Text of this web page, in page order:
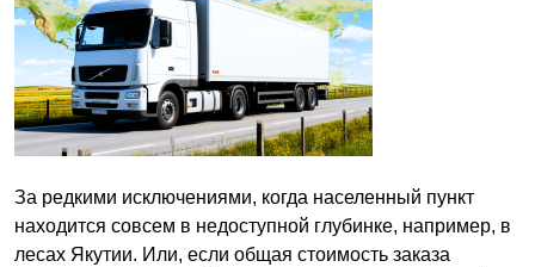
За редкими исключениями, когда населенный пункт
находится совсем в недоступной глубинке, например, в
лесах Якутии. Или, если общая стоимость заказа